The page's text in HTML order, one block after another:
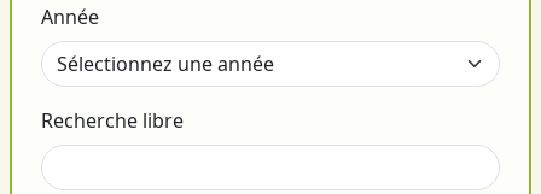
Année
Recherche libre